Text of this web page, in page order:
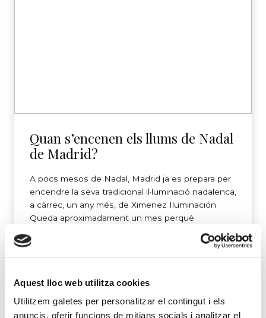
Aquest lloc web utilitza cookies
Utilitzem galetes per personalitzar el contingut i els
anuncis, oferir funcions de mitjans socials i analitzar el
Quan s’encenen els llums de Nadal
de Madrid?
A pocs mesos de Nadal, Madrid ja es prepara per
encendre la seva tradicional il·luminació nadalenca,
a càrrec, un any més, de Ximenez Iluminación
Queda aproximadament un mes perquè
s’inaugurin els llums de Nadal de Madrid i l’esperit
nadalenc arribi als carrers de la capital, que
s’ompliran de llum i color. Al darrere d’aquest
Continuar llegint